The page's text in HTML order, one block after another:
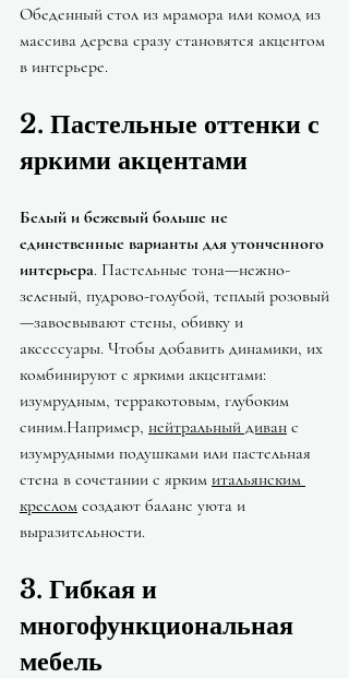
Обеденный стол из мрамора или комод из
массива дерева сразу становятся акцентом
в интерьере.
2. Пастельные оттенки с
яркими акцентами
Белый и бежевый больше не
единственные варианты для утонченного
интерьера. Пастельные тона—нежно-
зеленый, пудрово-голубой, теплый розовый
—завоевывают стены, обивку и
аксессуары. Чтобы добавить динамики, их
комбинируют с яркими акцентами:
изумрудным, терракотовым, глубоким
синим.Например, нейтральный диван с
изумрудными подушками или пастельная
стена в сочетании с ярким итальянским
креслом создают баланс уюта и
выразительности.
3. Гибкая и
многофункциональная
мебель